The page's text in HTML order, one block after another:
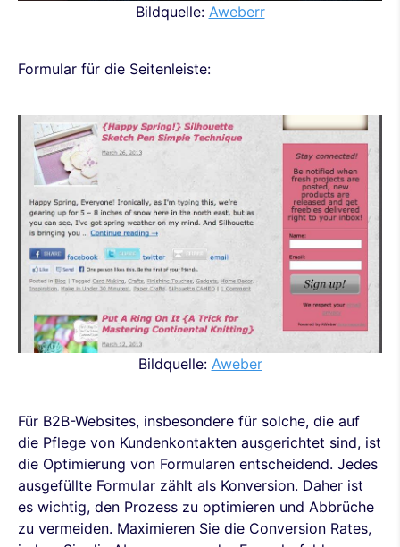
Bildquelle: Aweberr
Formular für die Seitenleiste:
Bildquelle: Aweber
Für B2B-Websites, insbesondere für solche, die auf
die Pflege von Kundenkontakten ausgerichtet sind, ist
die Optimierung von Formularen entscheidend. Jedes
ausgefüllte Formular zählt als Konversion. Daher ist
es wichtig, den Prozess zu optimieren und Abbrüche
zu vermeiden. Maximieren Sie die Conversion Rates,